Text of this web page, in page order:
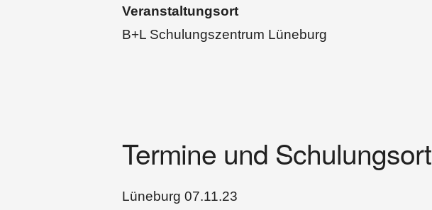
Veranstaltungsort
B+L Schulungszentrum Lüneburg
Termine und Schulungsort
Lüneburg 07.11.23